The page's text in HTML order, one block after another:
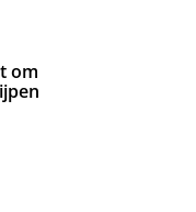
om